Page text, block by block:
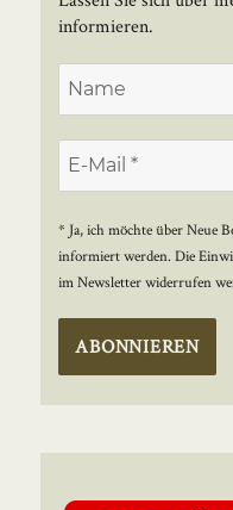
informieren.
* Ja, ich möchte über Neue
informiert werden. Die
im Newsletter widerrufen